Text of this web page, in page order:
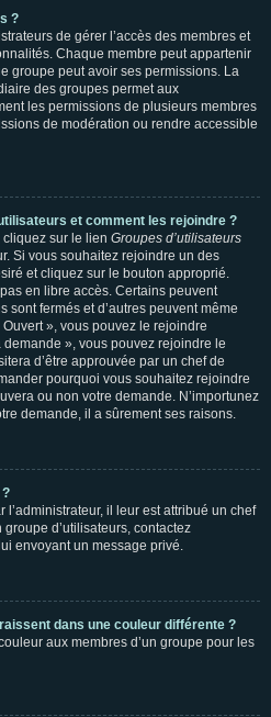
?
de gérer l’accès des membres et
Chaque membre peut appartenir
groupe peut avoir ses permissions. La
des groupes permet aux
les permissions de plusieurs membres
de modération ou rendre accessible
et comment les rejoindre ?
sur le lien Groupes d’utilisateurs
Si vous souhaitez rejoindre un des
et cliquez sur le bouton approprié.
en libre accès. Certains peuvent
fermés et d’autres peuvent même
», vous pouvez le rejoindre
», vous pouvez rejoindre le
d’être approuvée par un chef de
pourquoi vous souhaitez rejoindre
ou non votre demande. N’importunez
demande, il a sûrement ses raisons.
il leur est attribué un chef
d’utilisateurs, contactez
envoyant un message privé.
dans une couleur différente ?
aux membres d’un groupe pour les